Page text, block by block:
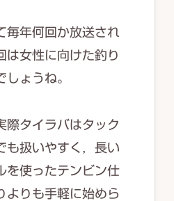
毎年何回か放送され
は女性に向けた釣り
しょうね。
際タイラバはタック
も扱いやすく，長い
を使ったテンビン仕
よりも手軽に始めら